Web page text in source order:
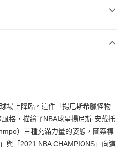
場上降臨。這件「揚尼斯希臘怪物
格，描繪了NBA球星揚尼斯·安戴托
）三種充滿力量的姿態，圖案標
與「2021 NBA CHAMPIONS」向這